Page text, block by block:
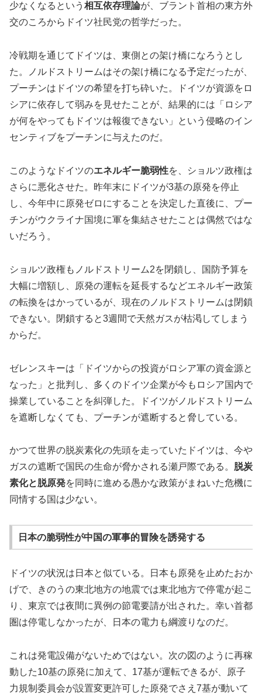
少なくなるという 相互依存理論が、ブラント首相の東方外
交のころからドイツ社民党の哲学だった。
冷戦期を通じてドイツは、東側との架け橋になろうとし
た。ノルドストリームはその架け橋になる予定だったが、
プーチンはドイツの希望を打ち砕いた。ドイツが資源をロ
シアに依存して弱みを見せたことが、結果的には「ロシア
が何をやってもドイツは報復できない」という侵略のイン
センティブをプーチンに与えたのだ。
このようなドイツのエネルギー脆弱性を、ショルツ政権は
さらに悪化させた。昨年末にドイツが3基の原発を停止
し、今年中に原発ゼロにすることを決定した直後に、プー
チンがウクライナ国境に軍を集結させたことは偶然ではな
いだろう。
ショルツ政権もノルドストリーム2を閉鎖し、国防予算を
大幅に増額し、原発の運転を延長するなどエネルギー政策
の転換をはかっているが、現在のノルドストリームは閉鎖
できない。閉鎖すると3週間で天然ガスが枯渇してしまう
からだ。
ゼレンスキーは「ドイツからの投資がロシア軍の資金源と
なった」と批判し、多くのドイツ企業が今もロシア国内で
操業していることを糾弾した。ドイツがノルドストリーム
を遮断しなくても、プーチンが遮断すると脅している。
かつて世界の脱炭素化の先頭を走っていたドイツは、今や
ガスの遮断で国民の生命が脅かされる瀬戸際である。 脱炭
素化と脱原発を同時に進める愚かな政策がまねいた危機に
同情する国は少ない。
日本の脆弱性が中国の軍事的冒険を誘発する
ドイツの状況は日本と似ている。日本も原発を止めたおか
げで、きのうの東北地方の地震では東北地方で停電が起こ
り、東京では夜間に異例の節電要請が出された。幸い首都
圏は停電しなかったが、日本の電力も綱渡りなのだ。
これは発電設備がないためではない。次の図のように再稼
動した10基の原発に加えて、17基が運転できるが、原子
力規制委員会が設置変更許可した原発でさえ7基が動いて